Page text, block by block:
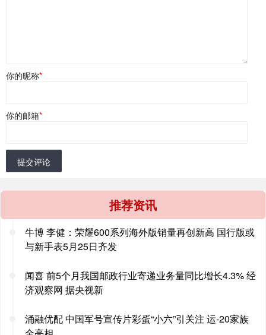
你的昵称*
你的邮箱*
提交评论
推荐资讯
牛博 李健：荣耀600系列海外版销量再创新高 国行版或
与新手表5月25日齐发
闻喜 前5个月我国邮政行业寄递业务量同比增长4.3% 经
济观察网 据央视新
涌融优配 中国军号宣传片彩蛋“小六”引关注 运-20家族